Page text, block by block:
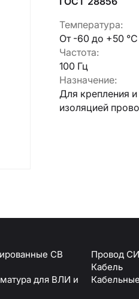
Температура:
От -60 до +50 °C
Частота:
100 Гц
Назначение:
Для крепления
изоляцией
СВ
для ВЛИ и
Провод
Кабель
Армавир
Геленджик
Горячий Ключ
Донецк
Краснодар